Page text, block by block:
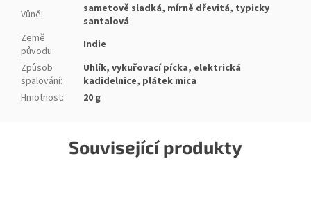
Související produkty
Vůně:
sametově sladká, mírně dřevitá, typicky
santalová
Země
původu:
Indie
Způsob
spalování:
Uhlík, vykuřovací pícka, elektrická
kadidelnice, plátek mica
Hmotnost: 20 g